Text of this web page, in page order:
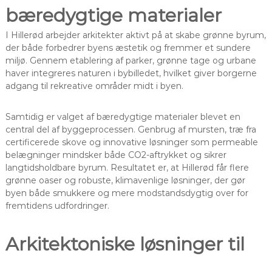
bæredygtige materialer
I Hillerød arbejder arkitekter aktivt på at skabe grønne byrum,
der både forbedrer byens æstetik og fremmer et sundere
miljø. Gennem etablering af parker, grønne tage og urbane
haver integreres naturen i bybilledet, hvilket giver borgerne
adgang til rekreative områder midt i byen.
Samtidig er valget af bæredygtige materialer blevet en
central del af byggeprocessen. Genbrug af mursten, træ fra
certificerede skove og innovative løsninger som permeable
belægninger mindsker både CO2-aftrykket og sikrer
langtidsholdbare byrum. Resultatet er, at Hillerød får flere
grønne oaser og robuste, klimavenlige løsninger, der gør
byen både smukkere og mere modstandsdygtig over for
fremtidens udfordringer.
Arkitektoniske løsninger til